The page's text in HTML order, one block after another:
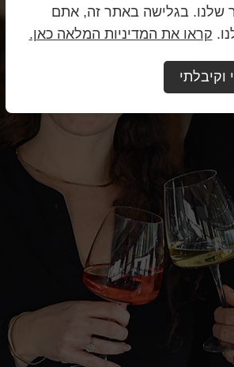
שלנו. בגלישה באתר זה, אתם
קראו את המדיניות המלאה כאן.
וקיבלתי